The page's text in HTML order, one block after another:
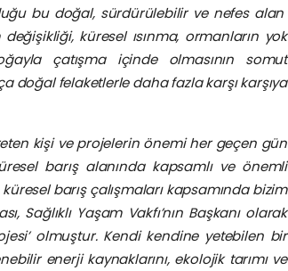
bu doğal, sürdürülebilir ve nefes alan
küresel ısınma, ormanların yok
çatışma içinde olmasının somut
doğal felaketlerle daha fazla karşı karşıya
kişi ve projelerin önemi her geçen gün
barış alanında kapsamlı ve önemli
barış çalışmaları kapsamında bizim
Sağlıklı Yaşam Vakfı’nın Başkanı olarak
olmuştur. Kendi kendine yetebilen bir
enerji kaynaklarını, ekolojik tarımı ve